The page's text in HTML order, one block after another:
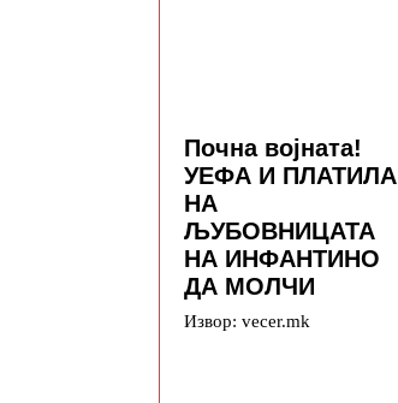
Почна војната!
УЕФА И ПЛАТИЛА
НА
ЉУБОВНИЦАТА
НА ИНФАНТИНО
ДА МОЛЧИ
Извор: vecer.mk